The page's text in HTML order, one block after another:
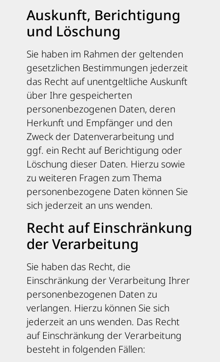
Auskunft, Berichtigung
und Löschung
Sie haben im Rahmen der geltenden
gesetzlichen Bestimmungen jederzeit
das Recht auf unentgeltliche Auskunft
über Ihre gespeicherten
personenbezogenen Daten, deren
Herkunft und Empfänger und den
Zweck der Datenverarbeitung und
ggf. ein Recht auf Berichtigung oder
Löschung dieser Daten. Hierzu sowie
zu weiteren Fragen zum Thema
personenbezogene Daten können Sie
sich jederzeit an uns wenden.
Recht auf Einschränkung
der Verarbeitung
Sie haben das Recht, die
Einschränkung der Verarbeitung Ihrer
personenbezogenen Daten zu
verlangen. Hierzu können Sie sich
jederzeit an uns wenden. Das Recht
auf Einschränkung der Verarbeitung
besteht in folgenden Fällen: